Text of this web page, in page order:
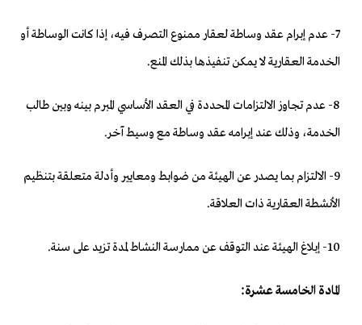
7- عدم إبرام عقد وساطة لعقار ممنوع التصرف فيه، إذا كانت الوساطة أو
الخدمة العقارية لا يمكن تنفيذها بذلك المنع.
8- عدم تجاوز الالتزامات المحددة في العقد الأساسي المبرم بينه وبين طالب
الخدمة، وذلك عند إبرامه عقد وساطة مع وسيط آخر.
9- الالتزام بما يصدر عن الهيئة من ضوابط ومعايير وأدلة متعلقة بتنظيم
الأنشطة العقارية ذات العلاقة.
10- إبلاغ الهيئة عند التوقف عن ممارسة النشاط لمدة تزيد على سنة.
المادة الخامسة عشرة: